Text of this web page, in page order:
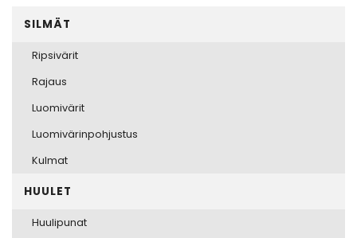
SILMÄT
Ripsivärit
Rajaus
Luomivärit
Luomivärinpohjustus
Kulmat
HUULET
Huulipunat